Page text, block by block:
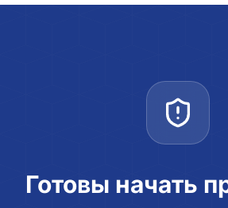
Готовы начать